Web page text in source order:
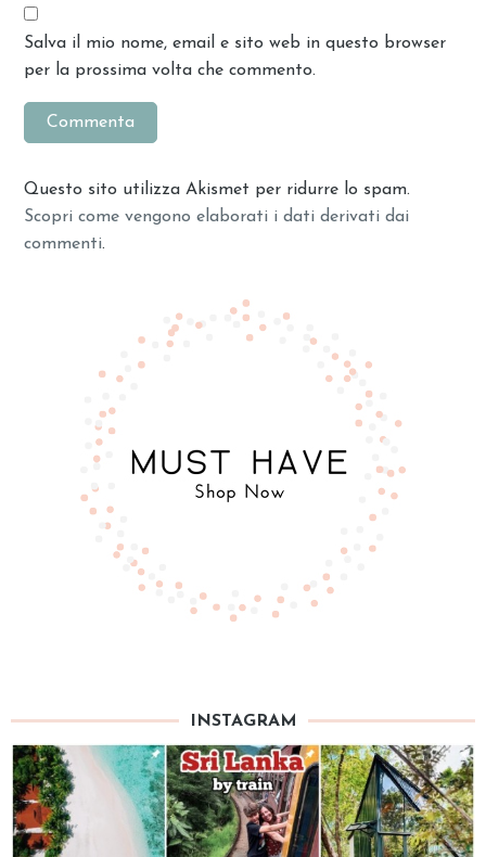
Salva il mio nome, email e sito web in questo browser
per la prossima volta che commento.
Questo sito utilizza Akismet per ridurre lo spam.
Scopri come vengono elaborati i dati derivati dai
commenti.
INSTAGRAM